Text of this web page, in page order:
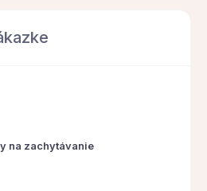
na zachytávanie